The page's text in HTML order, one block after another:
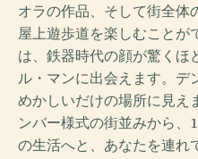
オラの作品、そして街全体
屋上遊歩道を楽しむことが
は、鉄器時代の顔が驚くほ
ル・マンに出会えます。デ
めかしいだけの場所に見え
ンバー様式の街並みから、
の生活へと、あなたを連れ